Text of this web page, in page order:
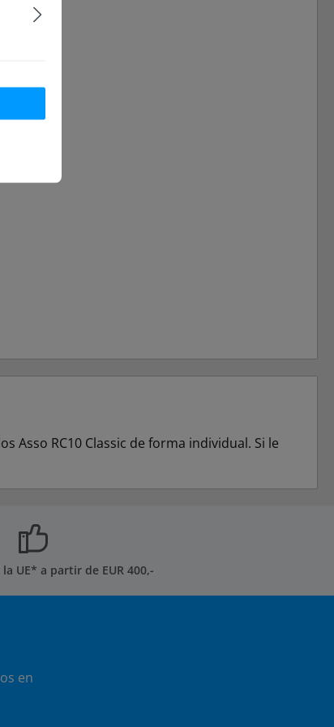
Asso RC10 Classic de forma individual. Si le
UE* a partir de EUR 400,-
en